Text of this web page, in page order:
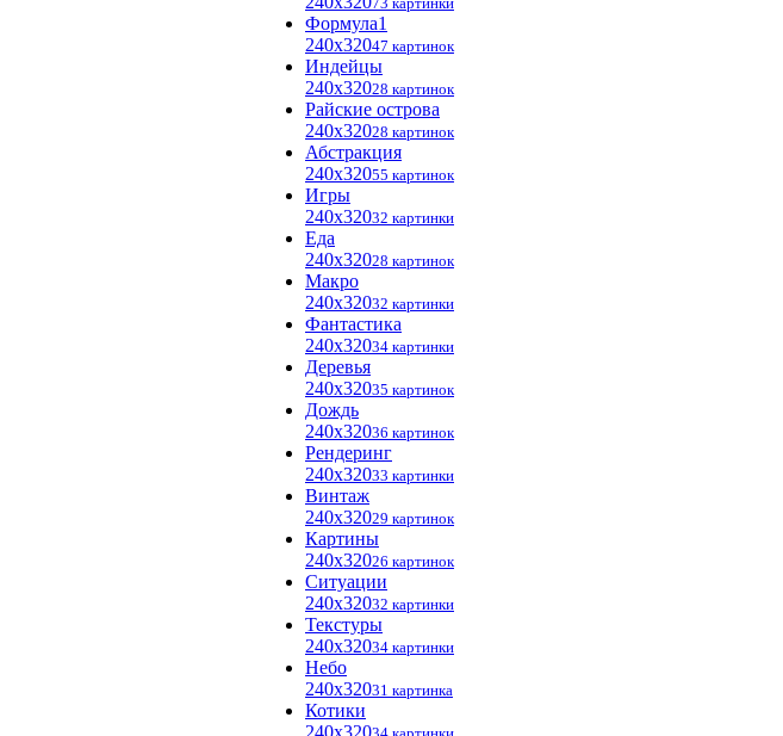
Формула1
240x32047 картинок
Индейцы
240x32028 картинок
Райские острова
240x32028 картинок
Абстракция
240x32055 картинок
Игры
240x32032 картинки
Еда
240x32028 картинок
Макро
240x32032 картинки
Фантастика
240x32034 картинки
Деревья
240x32035 картинок
Дождь
240x32036 картинок
Рендеринг
240x32033 картинки
Винтаж
240x32029 картинок
Картины
240x32026 картинок
Ситуации
240x32032 картинки
Текстуры
240x32034 картинки
Небо
240x32031 картинка
Котики
240x320